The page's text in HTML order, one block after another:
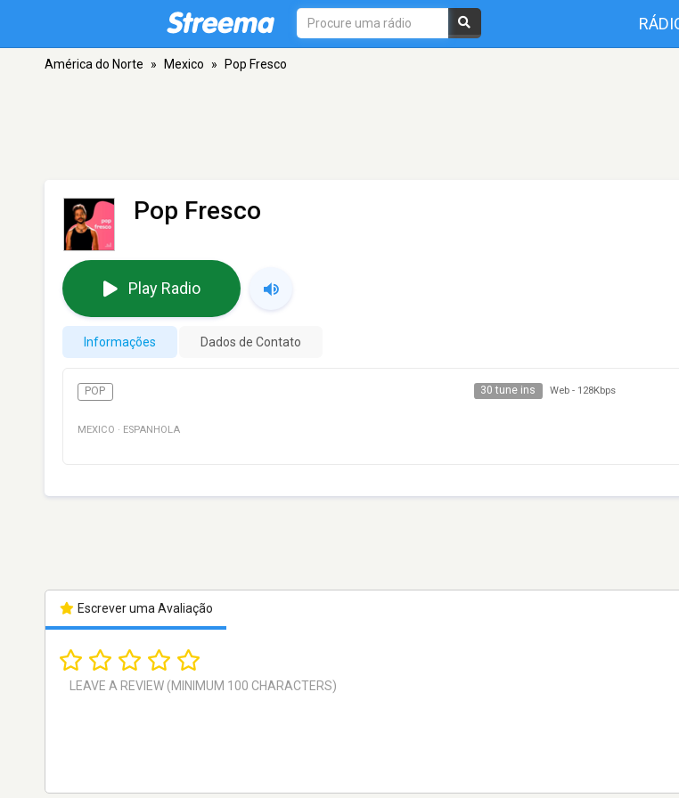
América do Norte » Mexico » Pop Fresco
Pop Fresco
Play Radio
Informações Dados de Contato
POP 30 tune ins Web - 128Kbps
MEXICO · ESPANHOLA
Escrever uma Avaliação